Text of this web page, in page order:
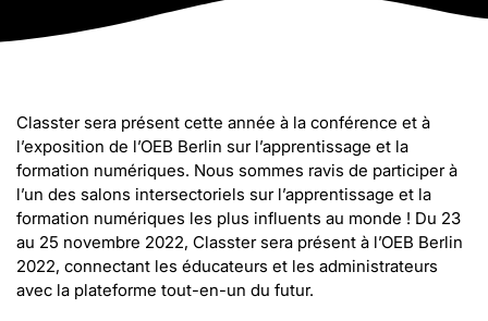
Classter sera présent cette année à la conférence et à
l’exposition de l’OEB Berlin sur l’apprentissage et la
formation numériques. Nous sommes ravis de participer à
l’un des salons intersectoriels sur l’apprentissage et la
formation numériques les plus influents au monde ! Du 23
au 25 novembre 2022, Classter sera présent à l’OEB Berlin
2022, connectant les éducateurs et les administrateurs
avec la plateforme tout-en-un du futur.